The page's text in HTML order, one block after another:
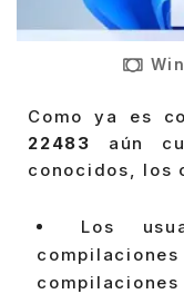
Como ya es
22483 aún
conocidos, los
Los